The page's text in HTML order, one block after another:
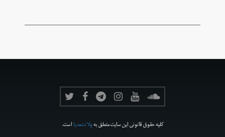
کلیه حقوق قانونی این سایت متعلق بهولانت‌مدیااست.